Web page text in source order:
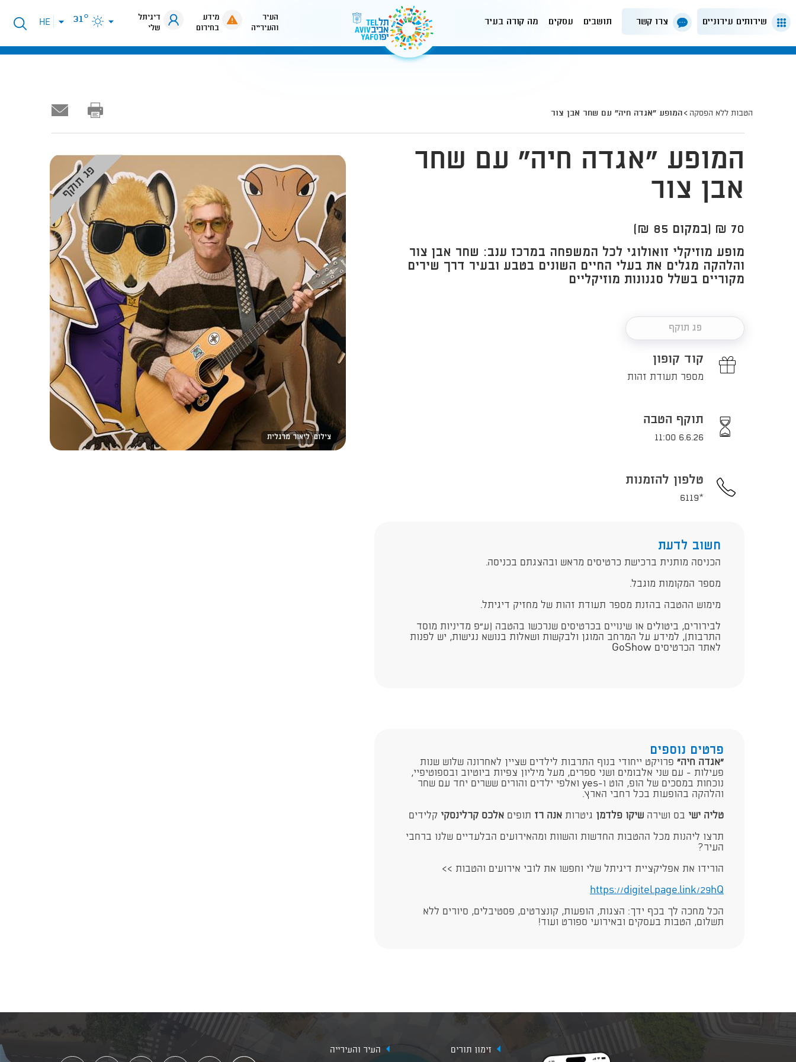
שירותים עירוניים צרו קשר תושבים עסקים מה קורה בעיר
העיר
והעירייה
מידע
בחירום
דיגיתל
שלי
31°
פתיחת
תפריט
HE
הטבות ללא הפסקה המופע "אגדה חיה" עם שחר אבן צור
צילום: ליאור מרגלית
פג תוקף
המופע "אגדה חיה" עם שחר
אבן צור
70 ₪ (במקום 85 ₪)
​מופע מוזיקלי זואולוגי לכל המשפחה במרכז ענב: שחר אבן צור
והלהקה מגלים את בעלי החיים השונים בטבע ובעיר דרך שירים
מקוריים בשלל סגנונות מוזיקליים
פג תוקף
קוד קופון
מספר תעודת זהות
תוקף הטבה
6.6.26 11:00
טלפון להזמנות
*6119
חשוב לדעת
הכניסה מותנית ברכישת כרטיסים מראש ובהצגתם בכניסה.
מספר המקומות מוגבל.
מימוש ההטבה בהזנת מספר תעודת זהות של מחזיק דיגיתל.
לבירורים, ביטולים או שינויים בכרטיסים שנרכשו בהטבה (ע"פ מדיניות מוסד
התרבות), למידע על המרחב המוגן ולבקשות ושאלות בנושא נגישות, יש לפנות
לאתר הכרטיסים GoShow
פרטים נוספים
"אגדה חיה" פרויקט ייחודי בנוף התרבות לילדים שציין לאחרונה שלוש שנות
פעילות - עם שני אלבומים ושני ספרים, מעל מיליון צפיות ביוטיוב ובספוטיפיי,
נוכחות במסכים של הופ, הוט ו-yes ואלפי ילדים והורים ששרים יחד עם שחר
והלהקה בהופעות בכל רחבי הארץ.
טליה ישי בס ושירה שיקו פלדמן גיטרות אנה רז תופים אלכס קרלינסקי קלידים
תרצו ליהנות מכל ההטבות החדשות והשוות ומהאירועים הבלעדיים שלנו ברחבי
העיר?
הורידו את אפליקציית דיגיתל שלי וחפשו את לובי אירועים והטבות >>
https://digitel.page.link/29hQ​​
הכל מחכה לך בכף ידך: הצגות, הופעות, קונצרטים, פסטיבלים, סיורים ללא
תשלום, הטבות בעסקים ובאירועי ספורט ועוד!
זימון תורים העיר והעירייה